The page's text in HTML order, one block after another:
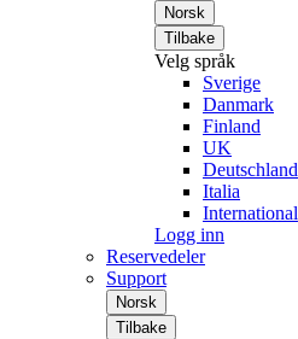
Norsk
Tilbake
Velg språk
Sverige
Danmark
Finland
UK
Deutschland
Italia
International
Logg inn
Reservedeler
Support
Norsk
Tilbake